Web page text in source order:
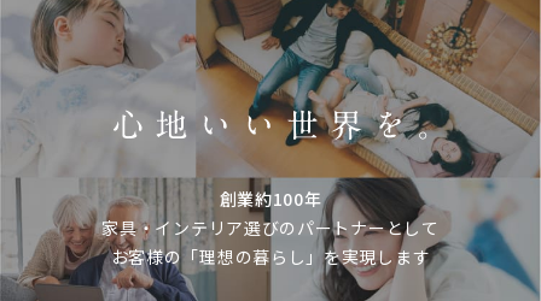
創業約100年
家具・インテリア選びのパートナーとして
お客様の「理想の暮らし」を実現します